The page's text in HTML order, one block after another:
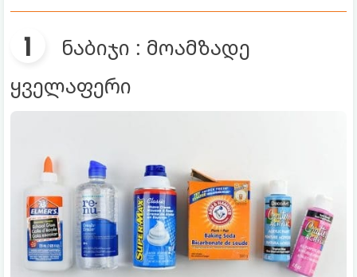
ნაბიჯი : მოამზადე
ყველაფერი